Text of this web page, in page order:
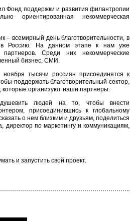
Фонд поддержки и развития филантропии
ориентированная некоммерческая
– всемирный день благотворительности, в
в Россию. На данном этапе к нам уже
Среди них некоммерческие
бизнес, СМИ.
тысячи россиян присоединятся к
поддержать благотворительный сектор,
которые организуют наши партнеры.
людей на то, чтобы внести
присоединившись к глобальному
о нем близким и друзьям, поделиться
по маркетингу и коммуникациям,
и запустить свой проект.